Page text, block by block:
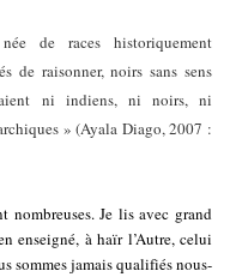
de races historiquement
de raisonner, noirs sans sens
ni indiens, ni noirs, ni
» (Ayala Diago, 2007 :
nombreuses. Je lis avec grand
enseigné, à haïr l’Autre, celui
sommes jamais qualifiés nous-